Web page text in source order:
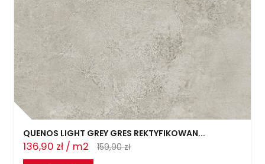
QUENOS LIGHT GREY GRES REKTYFIKOWAN...
136,90 zł / m2
159,90 zł